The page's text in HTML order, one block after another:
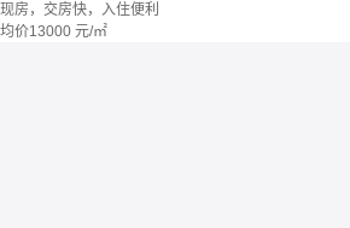
现房，交房快，入住便利
均价13000 元/㎡